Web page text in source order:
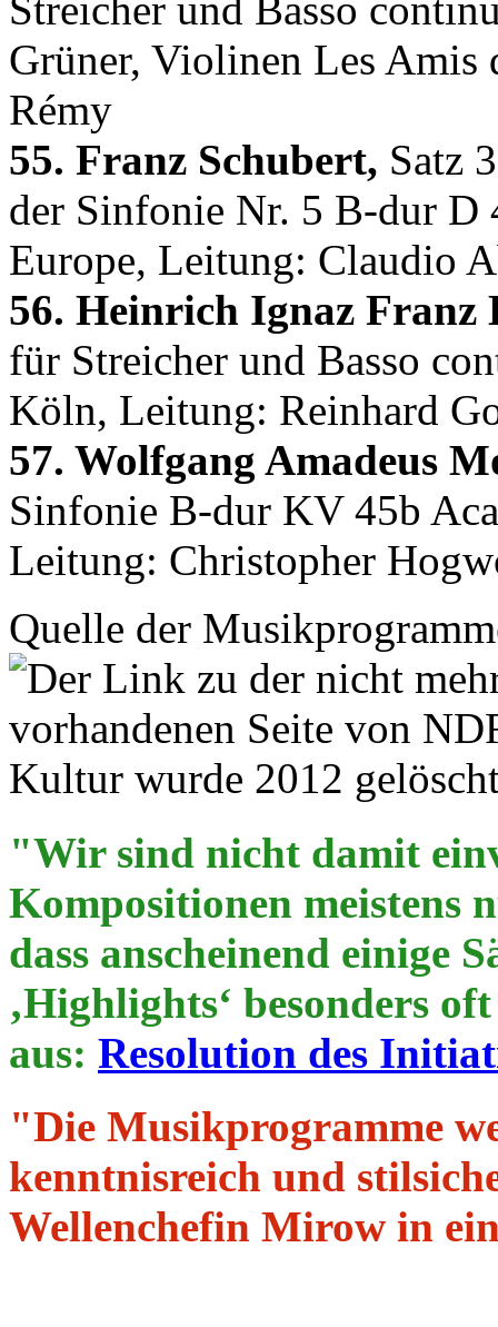
Streicher und Basso
Grüner, Violinen Les
Rémy
55. Franz Schubert, Satz
der Sinfonie Nr. 5 B-dur D
Europe, Leitung: Claudio
56. Heinrich Ignaz Franz
für Streicher und Basso
Köln, Leitung: Reinhard
57. Wolfgang Amadeus
Sinfonie B-dur KV 45b
Leitung: Christopher
Quelle der
"Wir sind nicht damit
Kompositionen meistens
dass anscheinend einige
‚Highlights‘ besonders
aus: Resolution des
"Die Musikprogramme
kenntnisreich und
Wellenchefin Mirow in